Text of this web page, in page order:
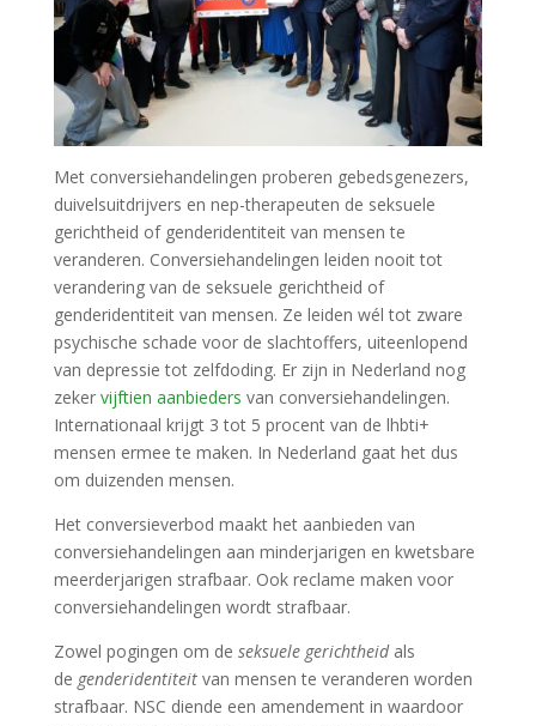
Met conversiehandelingen proberen gebedsgenezers,
duivelsuitdrijvers en nep-therapeuten de seksuele
gerichtheid of genderidentiteit van mensen te
veranderen. Conversiehandelingen leiden nooit tot
verandering van de seksuele gerichtheid of
genderidentiteit van mensen. Ze leiden wél tot zware
psychische schade voor de slachtoffers, uiteenlopend
van depressie tot zelfdoding. Er zijn in Nederland nog
zeker vijftien aanbieders van conversiehandelingen.
Internationaal krijgt 3 tot 5 procent van de lhbti+
mensen ermee te maken. In Nederland gaat het dus
om duizenden mensen.
Het conversieverbod maakt het aanbieden van
conversiehandelingen aan minderjarigen en kwetsbare
meerderjarigen strafbaar. Ook reclame maken voor
conversiehandelingen wordt strafbaar.
Zowel pogingen om de seksuele gerichtheidals
de genderidentiteitvan mensen te veranderen worden
strafbaar. NSC diende een amendement in waardoor